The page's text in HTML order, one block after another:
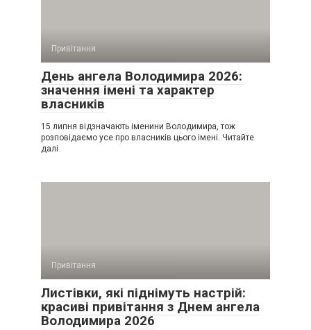
Привітання
День ангела Володимира 2026:
значення імені та характер
власників
15 липня відзначають іменини Володимира, тож
розповідаємо усе про власників цього імені. Читайте
далі
Привітання
Листівки, які піднімуть настрій:
красиві привітання з Днем ангела
Володимира 2026